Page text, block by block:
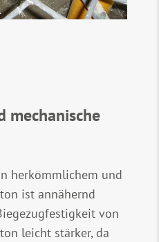
mechanische
herkömmlichem und
ist annähernd
von
leicht stärker, da